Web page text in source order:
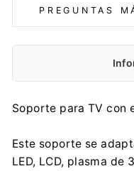
PREGUNTAS
Soporte para TV con
Este soporte se
LED, LCD, plasma de